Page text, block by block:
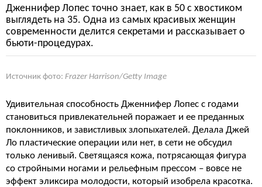
Дженнифер Лопес точно знает, как в 50 с хвостиком
выглядеть на 35. Одна из самых красивых женщин
современности делится секретами и рассказывает о
бьюти-процедурах.
Источник фото: Frazer Harrison/Getty Image
Удивительная способность Дженнифер Лопес с годами
становиться привлекательней поражает и ее преданных
поклонников, и завистливых злопыхателей. Делала Джей
Ло пластические операции или нет, в сети не обсудил
только ленивый. Светящаяся кожа, потрясающая фигура
со стройными ногами и рельефным прессом – вовсе не
эффект эликсира молодости, который изобрела красотка.